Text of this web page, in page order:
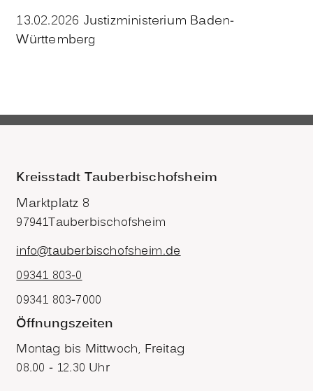
13.02.2026 Justizministerium Baden-
Württemberg
Kreisstadt Tauberbischofsheim
Marktplatz 8
97941Tauberbischofsheim
info@tauberbischofsheim.de
09341 803-0
09341 803-7000
Öffnungszeiten
Montag bis Mittwoch, Freitag
08.00 - 12.30 Uhr